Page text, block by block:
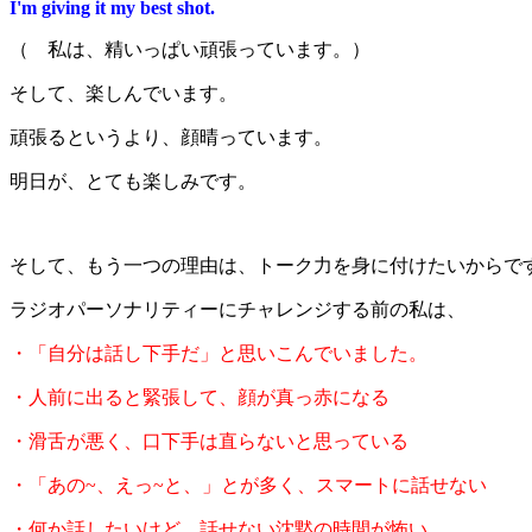
I'm giving it my best shot.
（ 私は、精いっぱい頑張っています。）
そして、楽しんでいます。
頑張るというより、顔晴っています。
明日が、とても楽しみです。
そして、もう一つの理由は、トーク力を身に付けたいからで
ラジオパーソナリティーにチャレンジする前の私は、
・「自分は話し下手だ」と思いこんでいました。
・人前に出ると緊張して、顔が真っ赤になる
・滑舌が悪く、口下手は直らないと思っている
・「あの~、えっ~と、」とが多く、スマートに話せない